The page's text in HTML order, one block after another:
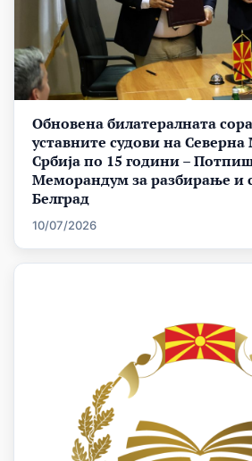
Обновена билатералната
уставните судови на
Србија по 15 години –
Меморандум за разбирање и
Белград
10/07/2026